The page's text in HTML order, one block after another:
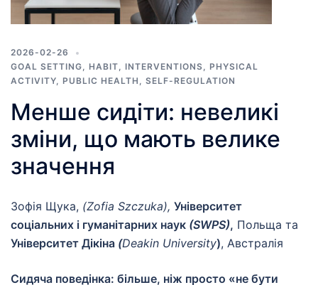
2026-02-26
GOAL SETTING, HABIT, INTERVENTIONS, PHYSICAL
ACTIVITY, PUBLIC HEALTH , SELF-REGULATION
Менше сидіти: невеликі
зміни, що мають велике
значення
Зофія Щука, (Zofia Szczuka), Університет
соціальних і гуманітарних наук (SWPS), Польща та
Університет Дікіна (Deakin University), Австралія
Сидяча поведінка: більше, ніж просто «не бути